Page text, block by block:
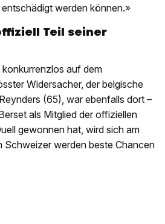
werden können.»
Teil seiner
auf dem
Widersacher, der belgische
(65), war ebenfalls dort –
als Mitglied der offiziellen
gewonnen hat, wird sich am
Schweizer werden beste Chancen